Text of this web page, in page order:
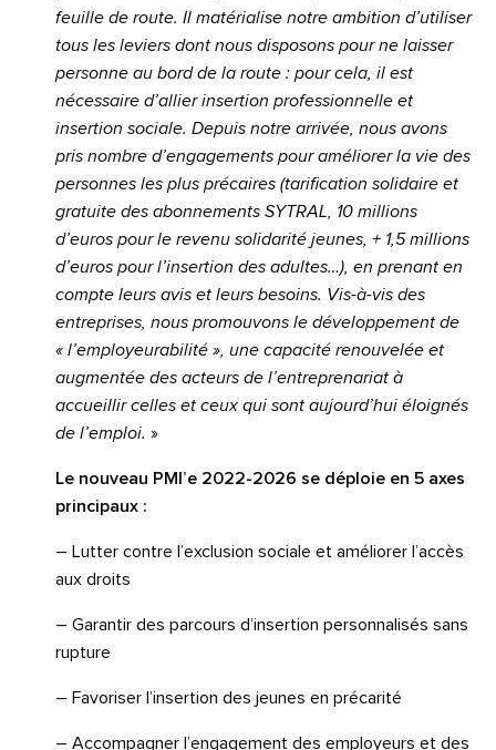
feuille de route. Il matérialise notre ambition d’utiliser
tous les leviers dont nous disposons pour ne laisser
personne au bord de la route : pour cela, il est
nécessaire d’allier insertion professionnelle et
insertion sociale. Depuis notre arrivée, nous avons
pris nombre d’engagements pour améliorer la vie des
personnes les plus précaires (tarification solidaire et
gratuite des abonnements SYTRAL, 10 millions
d’euros pourle revenu solidarité jeunes, + 1,5 millions
d’euros pour l’insertion des adultes…), en prenant en
compte leurs avis et leurs besoins. Vis-à-vis des
entreprises, nous promouvons le développement de
« l’employeurabilité », une capacité renouvelée et
augmentée des acteurs de l’entreprenariat à
accueillir celles et ceux qui sont aujourd’hui éloignés
de l’emploi. »
Le nouveau PMI’e 2022-2026 se déploie en 5 axes
principaux :
– Lutter contre l’exclusion sociale et améliorer l’accès
aux droits
– Garantir des parcours d’insertion personnalisés sans
rupture
– Favoriser l’insertion des jeunes en précarité
– Accompagner l’engagement des employeurs et des